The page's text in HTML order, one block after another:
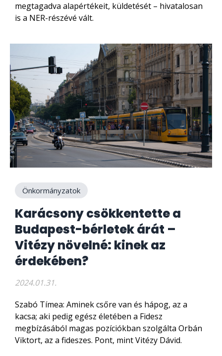
megtagadva alapértékeit, küldetését – hivatalosan
is a NER-részévé vált.
Önkormányzatok
Karácsony csökkentette a
Budapest-bérletek árát –
Vitézy növelné: kinek az
érdekében?
2024.01.31.
Szabó Tímea: Aminek csőre van és hápog, az a
kacsa; aki pedig egész életében a Fidesz
megbízásából magas pozíciókban szolgálta Orbán
Viktort, az a fideszes. Pont, mint Vitézy Dávid.